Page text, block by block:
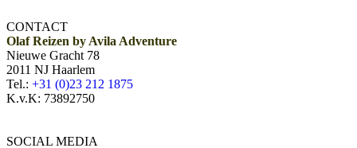
CONTACT
Olaf Reizen by Avila Adventure
Nieuwe Gracht 78
2011 NJ Haarlem
Tel.: +31 (0)23 212 1875
K.v.K: 73892750
SOCIAL MEDIA